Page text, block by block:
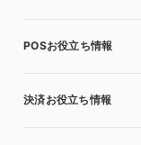
POSお役立ち情報
決済お役立ち情報